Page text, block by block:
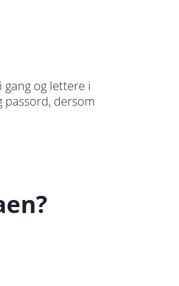
og lettere i
dersom